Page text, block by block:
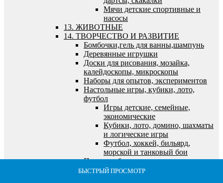
БЫСТРЫЙ ПРОСМОТР
БЫСТРЫЙ ПРОСМОТР
БЫСТРЫЙ ПРОСМОТР
БЫСТРЫЙ ПРОСМОТР
БЫСТРЫЙ ПРОСМОТР
Мячи детские спортивные и
насосы
13. ЖИВОТНЫЕ
14. ТВОРЧЕСТВО И РАЗВИТИЕ
Бомбочки,гель для ванны,шампунь
Деревянные игрушки
Доски для рисования, мозайка,
калейдоскопы, микроскопы
Наборы для опытов, экспериментов
Настольные игры, кубики, лото,
футбол
Игры детские, семейные,
экономические
Кубики, лото, домино, шахматы
и логические игры
Футбол, хоккей, бильярд,
морской и танковый бои
Пазлы, наборы для творчества, холсты,
алмазная мозайка